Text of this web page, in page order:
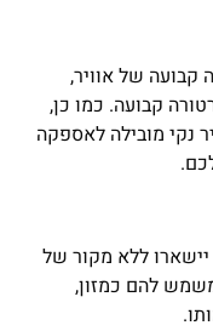
קבועה של אוויר,
קבועה. כמו כן,
נקי מובילה לאספקה
ללא מקור של
להם כמזון,